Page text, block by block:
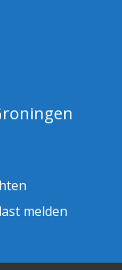
melden